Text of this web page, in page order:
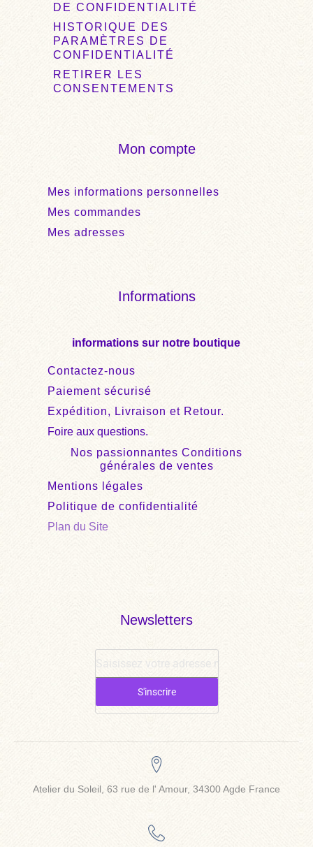
DE CONFIDENTIALITÉ
HISTORIQUE DES
PARAMÈTRES DE
CONFIDENTIALITÉ
RETIRER LES
CONSENTEMENTS
Mon compte
Mes informations personnelles
Mes commandes
Mes adresses
Informations
informations sur notre boutique
Contactez-nous
Paiement sécurisé
Expédition, Livraison et Retour.
Foire aux questions.
Nos passionnantes Conditions
générales de ventes
Mentions légales
Politique de confidentialité
Plan du Site
Newsletters
S'inscrire
Atelier du Soleil, 63 rue de l' Amour, 34300 Agde France